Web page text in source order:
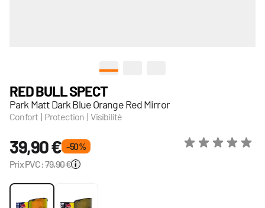
RED BULL SPECT
Park Matt Dark Blue Orange Red Mirror
Confort | Protection | Visibilité
39,90 € - 50 %
Prix PVC:79,90 €